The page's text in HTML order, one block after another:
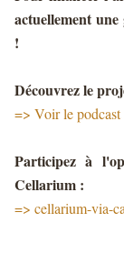
actuellement
!
Découvrez le
=> Voir le podcast
Participez à
Cellarium :
=> cellarium-via-